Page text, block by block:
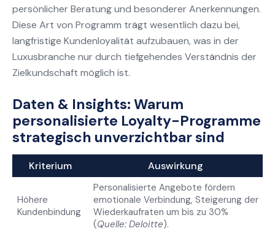
persönlicher Beratung und besonderer Anerkennungen.
Diese Art von Programm trägt wesentlich dazu bei,
langfristige Kundenloyalität aufzubauen, was in der
Luxusbranche nur durch tiefgehendes Verständnis der
Zielkundschaft möglich ist.
Daten & Insights: Warum
personalisierte Loyalty-Programme
strategisch unverzichtbar sind
Kriterium Auswirkung
Höhere
Kundenbindung
Personalisierte Angebote fördern
emotionale Verbindung, Steigerung der
Wiederkaufraten um bis zu 30%
(Quelle: Deloitte).